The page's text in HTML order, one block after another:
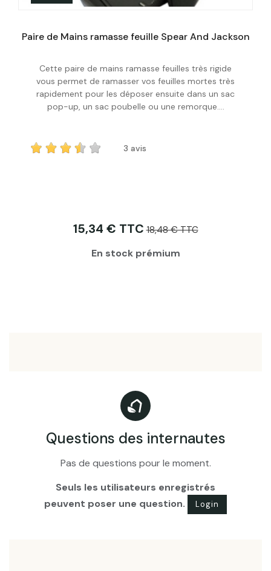
Acheter
Paire de Mains ramasse feuille Spear And Jackson
Cette paire de mains ramasse feuilles très rigide
vous permet de ramasser vos feuilles mortes très
rapidement pour les déposer ensuite dans un sac
pop-up, un sac poubelle ou une remorque....
3 avis
15,34 € TTC 18,48 € TTC
En stock prémium
Questions des internautes
Pas de questions pour le moment.
Seuls les utilisateurs enregistrés
peuvent poser une question.
Login